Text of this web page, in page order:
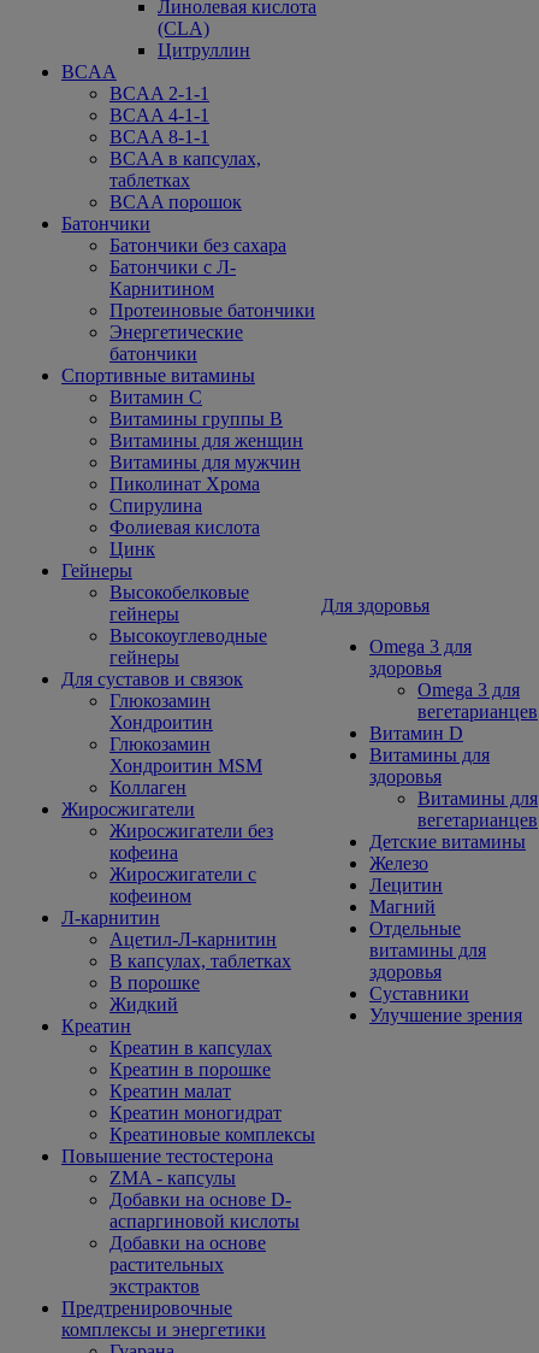
Линолевая кислота
(CLA)
Цитруллин
BCAA
BCAA 2-1-1
BCAA 4-1-1
BCAA 8-1-1
BCAA в капсулах,
таблетках
BCAA порошок
Батончики
Батончики без сахара
Батончики с Л-
Карнитином
Протеиновые батончики
Энергетические
батончики
Спортивные витамины
Витамин С
Витамины группы В
Витамины для женщин
Витамины для мужчин
Пиколинат Хрома
Спирулина
Фолиевая кислота
Цинк
Гейнеры
Высокобелковые
гейнеры
Высокоуглеводные
гейнеры
Для суставов и связок
Глюкозамин
Хондроитин
Глюкозамин
Хондроитин MSM
Коллаген
Жиросжигатели
Жиросжигатели без
кофеина
Жиросжигатели с
кофеином
Л-карнитин
Ацетил-Л-карнитин
В капсулах, таблетках
В порошке
Жидкий
Креатин
Креатин в капсулах
Креатин в порошке
Креатин малат
Креатин моногидрат
Креатиновые комплексы
Повышение тестостерона
ZMA - капсулы
Добавки на основе D-
аспаргиновой кислоты
Добавки на основе
растительных
экстрактов
Предтренировочные
комплексы и энергетики
Для здоровья
Omega 3 для
здоровья
Omega 3 для
вегетарианцев
Витамин D
Витамины для
здоровья
Витамины для
вегетарианцев
Детские витамины
Железо
Лецитин
Магний
Отдельные
витамины для
здоровья
Суставники
Улучшение зрения